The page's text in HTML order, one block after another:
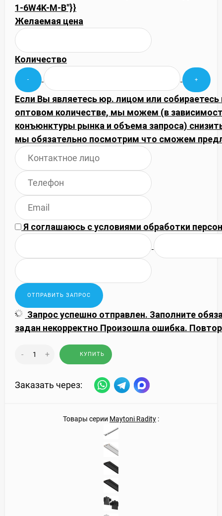
1-6W4K-M-B"}}
Желаемая цена
Количество
Если Вы являетесь юр. лицом или собираетесь
оптовом количестве, мы можем (в
конъюнктуры рынка и объема запроса)
мы обязательно посмотрим что сможем
Я соглашаюсь сусловиями обработки
Запрос успешно отправлен. Заполните
задан некорректно Произошла ошибка.
- + КУПИТЬ
Заказать через:
Товары серии Maytoni Radity :